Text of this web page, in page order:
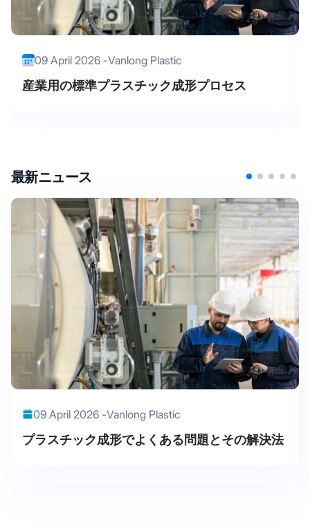
09 April 2026 -Vanlong Plastic
産業用の標準プラスチック成形プロセス
最新ニュース
09 April 2026 -Vanlong Plastic
プラスチック成形でよくある問題とその解決法